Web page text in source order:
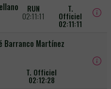
RUN
02:11:11
T.
Officiel
02:11:11
Barranco Martínez
T. Officiel
02:12:28